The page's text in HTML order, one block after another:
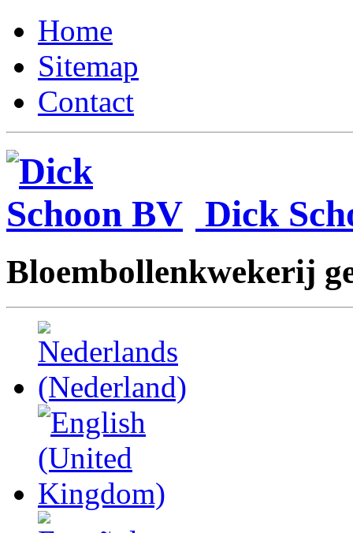
Home
Sitemap
Contact
Dick
Bloembollenkwekerij